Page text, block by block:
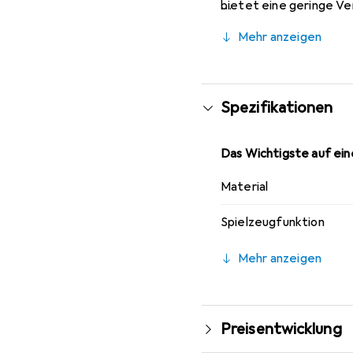
bietet eine geringe
fördert Ausdauer,
Der Trixie Dog Disc
die Farben sind
Mehr anzeigen
Spezifikationen
Das Wichtigste auf
Material
Spielzeugfunktion
Mehr anzeigen
Preisentwicklung